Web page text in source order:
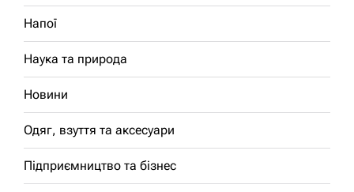
Напої
Наука та природа
Новини
Одяг, взуття та аксесуари
Підприємництво та бізнес